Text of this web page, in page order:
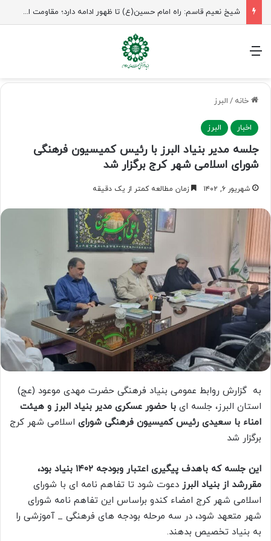
منو
خانه / البرز
اخبار البرز
جلسه مدیر بنیاد البرز با رئیس کمیسیون فرهنگی
شورای اسلامی شهر کرج برگزار شد
شهریور ۶, ۱۴۰۲ زمان مطالعه کمتر از یک دقیقه
به گزارش روابط عمومی بنیاد فرهنگی حضرت مهدی موعود (عج)
استان البرز، جلسه ای با حضور عسکری مدیر بنیاد البرز و هیئت
امناء با سعیدی رئیس کمیسیون فرهنگی شورای اسلامی شهر کرج
برگزار شد
این جلسه که باهدف پیگیری اعتبار وبودجه ١۴٠٢ بنیاد بود،
مقررشد از بنیاد البرز دعوت شود تا تفاهم نامه ای با شورای
اسلامی شهر کرج امضاء کندو براساس این تفاهم نامه شورای
شهر متعهد شود، در سه مرحله بودجه های فرهنگی _ آموزشی را
به بنیاد تخصیص بدهند.